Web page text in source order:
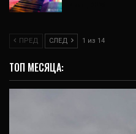
ПРЕД СЛЕД 1 из 14
ТОП МЕСЯЦА: